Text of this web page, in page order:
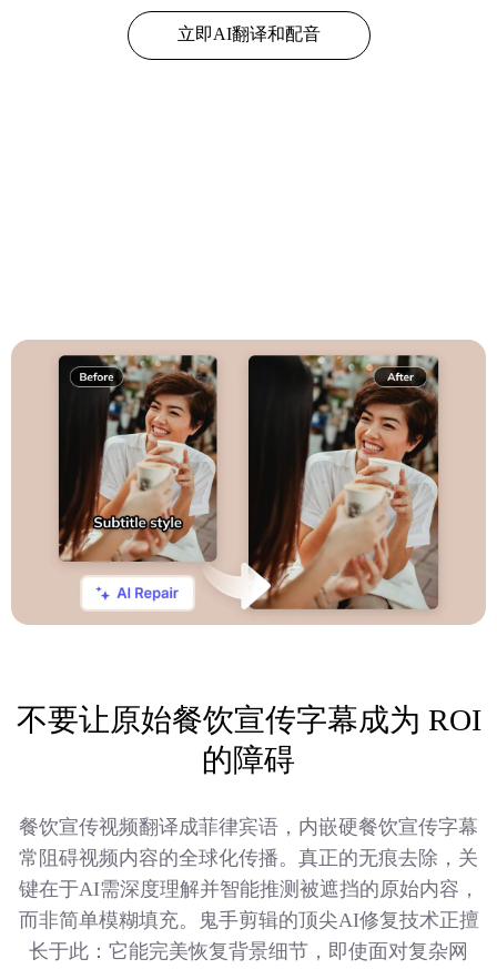
立即AI翻译和配音
不要让原始餐饮宣传字幕成为 ROI
的障碍
餐饮宣传视频翻译成菲律宾语，内嵌硬餐饮宣传字幕
常阻碍视频内容的全球化传播。真正的无痕去除，关
键在于AI需深度理解并智能推测被遮挡的原始内容，
而非简单模糊填充。鬼手剪辑的顶尖AI修复技术正擅
长于此：它能完美恢复背景细节，即使面对复杂网